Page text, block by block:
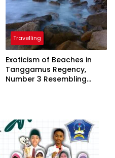
Travelling
Exoticism of Beaches in
Tanggamus Regency,
Number 3 Resembling